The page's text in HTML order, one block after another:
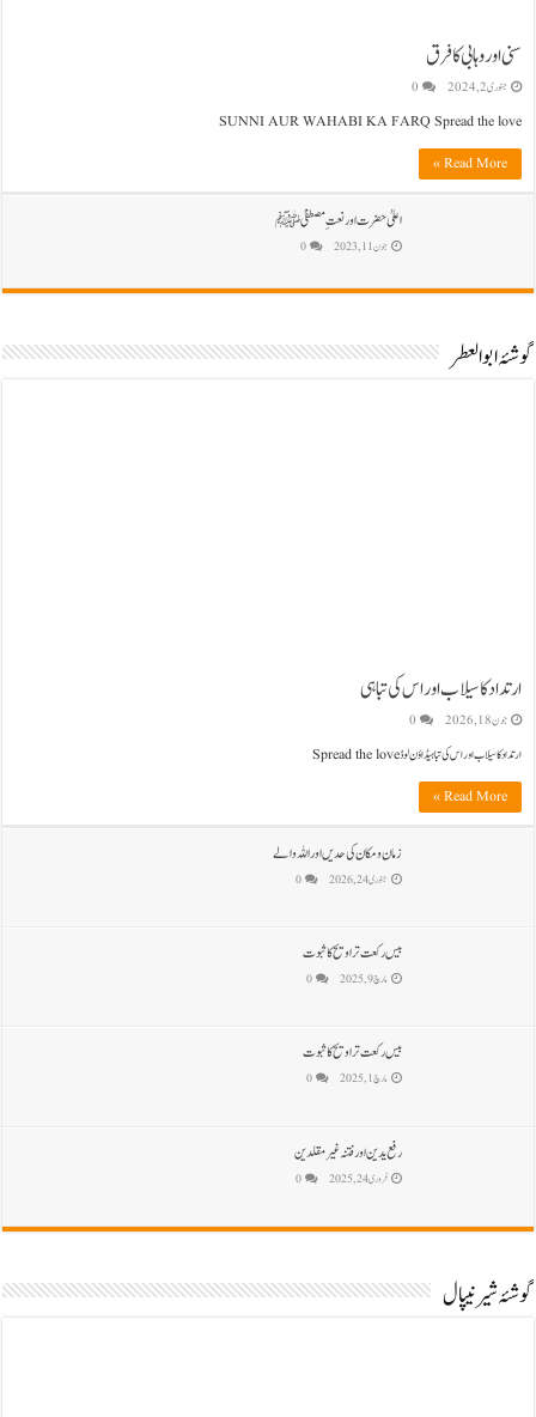
سنی اور وہابی کا فرق
جنوری 2, 2024 0
SUNNI AUR WAHABI KA FARQ Spread the love
Read More »
اعلیٰ حضرت اور نعتِ مصطفیٰ ﷺ
جون 11, 2023 0
گوشۂ ابوالعطر
ارتداد کا سیلاب اور اس کی تباہی
جون 18, 2026 0
ارتداد کا سیلاب اور اس کی تباہیڈاؤن لوڈ Spread the love
Read More »
زمان و مکان کی حدیں اور اللہ والے
جنوری 24, 2026 0
بیس رکعت تراویح کا ثبوت
مارچ 9, 2025 0
بیس رکعت تراویح کا ثبوت
مارچ 1, 2025 0
رفع یدین اور فتنہ غیرمقلدین
فروری 24, 2025 0
گوشۂ شیر نیپال